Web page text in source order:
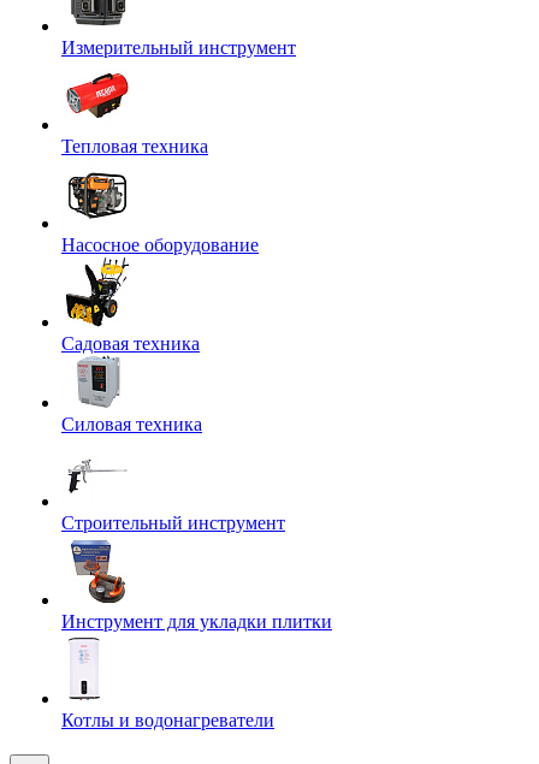
Измерительный инструмент
Тепловая техника
Насосное оборудование
Садовая техника
Силовая техника
Строительный инструмент
Инструмент для укладки плитки
Котлы и водонагреватели